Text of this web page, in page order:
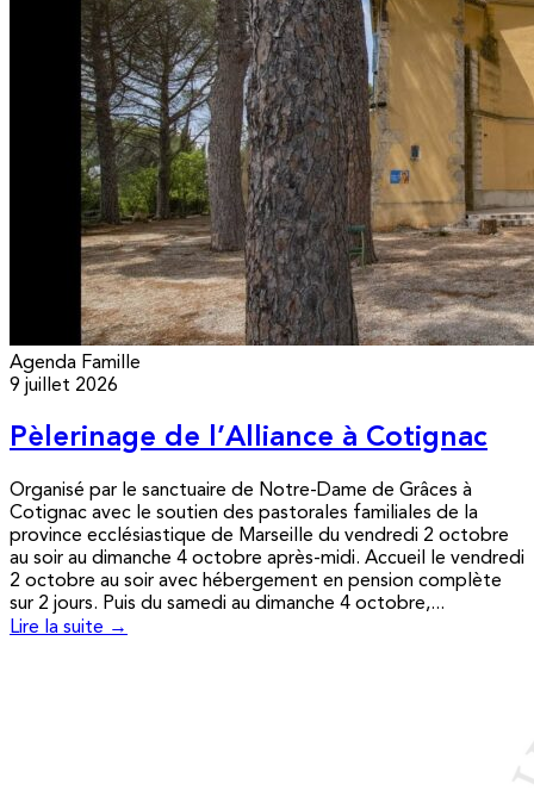
Agenda Famille
9 juillet 2026
Pèlerinage de l’Alliance à Cotignac
Organisé par le sanctuaire de Notre-Dame de Grâces à
Cotignac avec le soutien des pastorales familiales de la
province ecclésiastique de Marseille du vendredi 2 octobre
au soir au dimanche 4 octobre après-midi. Accueil le vendredi
2 octobre au soir avec hébergement en pension complète
sur 2 jours. Puis du samedi au dimanche 4 octobre,...
Lire la suite →